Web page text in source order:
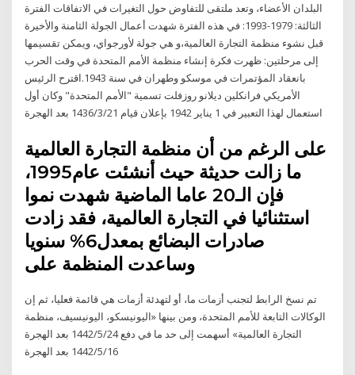
البلدان الأعضاء، وتعد ملتقى للتفاوض حول التغيرات في الاتفاقات الفترة
الثالثة: 1979-1993: في هذه الفترة شهدت أعمال الجولة الثامنة والأخيرة
قبل نشوء منظمة التجارة العالمية،و هي جولة لأورجواي، ويمكن تقسيمها
إلى مرحلتين: ظهرت فكرة إنشاء منظمة الأمم المتحدة في وقت الحرب
بانعقاد المؤتمرات في موسكو وطهران في سنة 1943.اقترح الرئيس
الأمريكي فرانكلين ديلانو روزفلت تسمية "الأمم المتحدة" وكان أول
استعمال لهذا التعبير في 1 يناير 1942 بإعلان قيام 21‏‏/3‏‏/1436 بعد الهجرة
على الرغم من أن منظمة التجارة العالمية
ما زالت حديثة حيث أنشئت عام1995،
فإن الـ20 عاما الماضية شهدت نموا
استثنائيا في التجارة العالمية، فقد زادت
صادرات البضائع بمعدل6% سنويا
وساعدت المنظمة على
تم نسخ الرابط لتجنب أزمات ما، أو لتهدئة أزمات هي قائمة فعليا، ثم إن
الوكالات التابعة للأمم المتحدة، ومن بينها «اليونيسكو، اليونيسيف، منظمة
التجارة العالمية» أسهمت إلى حد ما في دفع 24‏‏/5‏‏/1442 بعد الهجرة
16‏‏/5‏‏/1442 بعد الهجرة